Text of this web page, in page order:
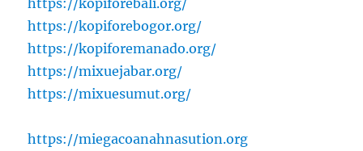
https://kopiforebogor.org/
https://kopiforemanado.org/
https://mixuejabar.org/
https://mixuesumut.org/
https://miegacoanahnasution.org